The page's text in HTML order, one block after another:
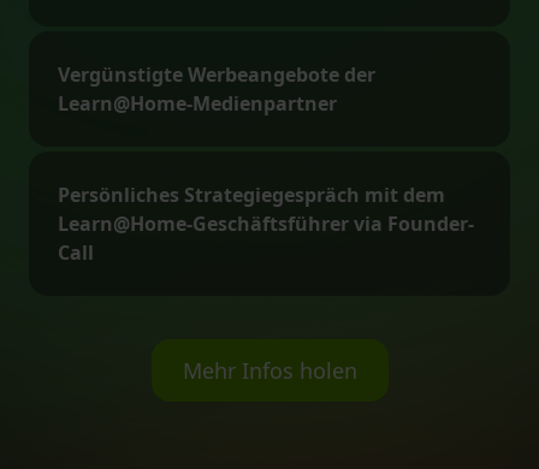
Vergünstigte Werbeangebote der
Learn@Home-Medienpartner
Persönliches Strategiegespräch mit dem
Learn@Home-Geschäftsführer via Founder-
Call
Mehr Infos holen